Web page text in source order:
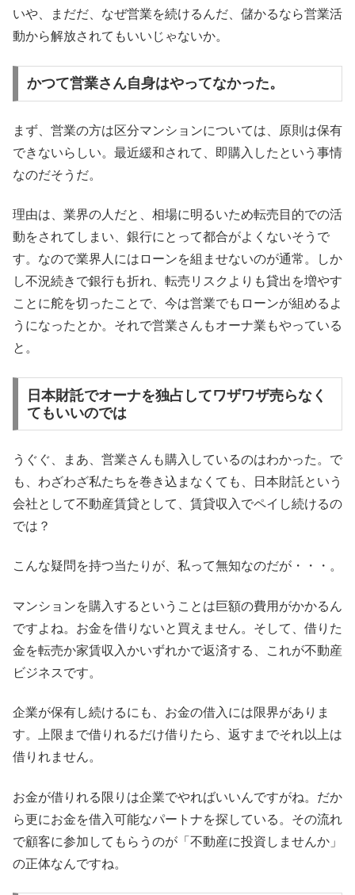
いや、まだだ、なぜ営業を続けるんだ、儲かるなら営業活
動から解放されてもいいじゃないか。
かつて営業さん自身はやってなかった。
まず、営業の方は区分マンションについては、原則は保有
できないらしい。最近緩和されて、即購入したという事情
なのだそうだ。
理由は、業界の人だと、相場に明るいため転売目的での活
動をされてしまい、銀行にとって都合がよくないそうで
す。なので業界人にはローンを組ませないのが通常。しか
し不況続きで銀行も折れ、転売リスクよりも貸出を増やす
ことに舵を切ったことで、今は営業でもローンが組めるよ
うになったとか。それで営業さんもオーナ業もやっている
と。
日本財託でオーナを独占してワザワザ売らなく
てもいいのでは
うぐぐ、まあ、営業さんも購入しているのはわかった。で
も、わざわざ私たちを巻き込まなくても、日本財託という
会社として不動産賃貸として、賃貸収入でペイし続けるの
では？
こんな疑問を持つ当たりが、私って無知なのだが・・・。
マンションを購入するということは巨額の費用がかかるん
ですよね。お金を借りないと買えません。そして、借りた
金を転売か家賃収入かいずれかで返済する、これが不動産
ビジネスです。
企業が保有し続けるにも、お金の借入には限界がありま
す。上限まで借りれるだけ借りたら、返すまでそれ以上は
借りれません。
お金が借りれる限りは企業でやればいいんですがね。だか
ら更にお金を借入可能なパートナを探している。その流れ
で顧客に参加してもらうのが「不動産に投資しませんか」
の正体なんですね。